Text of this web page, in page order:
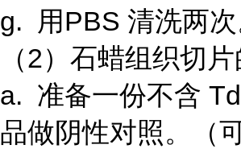
g. 用PBS 清洗两次
（2）石蜡组织切
a. 准备一份不含
品做阴性对照。（